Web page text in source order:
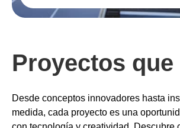
Proyectos
Desde conceptos innovadores hasta
medida, cada proyecto es una